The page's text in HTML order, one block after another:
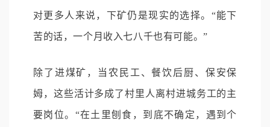
对更多人来说，下矿仍是现实的选择。“能下
苦的话，一个月收入七八千也有可能。”
除了进煤矿，当农民工、餐饮后厨、保安保
姆，这些活计多成了村里人离村进城务工的主
要岗位。“在土里刨食，到底不确定，遇到个